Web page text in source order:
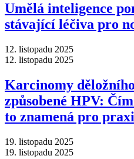
Umělá inteligence
stávající léčiva pro
12. listopadu 2025
12. listopadu 2025
Karcinomy
způsobené HPV:
to znamená pro
19. listopadu 2025
19. listopadu 2025